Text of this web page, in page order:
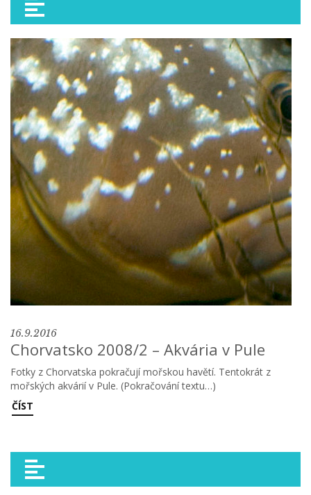
16.9.2016
Chorvatsko 2008/2 – Akvária v Pule
Fotky z Chorvatska pokračují mořskou havětí. Tentokrát z
mořských akvárií v Pule. (Pokračování textu…)
ČÍST